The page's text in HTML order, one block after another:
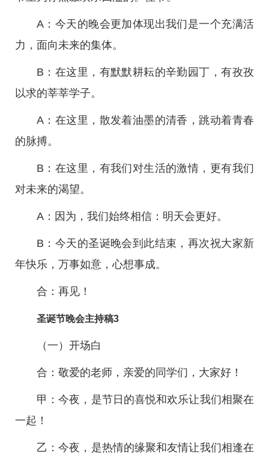
A：今天的晚会更加体现出我们是一个充满活
力，面向未来的集体。
B：在这里，有默默耕耘的辛勤园丁，有孜孜
以求的莘莘学子。
A：在这里，散发着油墨的清香，跳动着青春
的脉搏。
B：在这里，有我们对生活的激情，更有我们
对未来的渴望。
A：因为，我们始终相信：明天会更好。
B：今天的圣诞晚会到此结束，再次祝大家新
年快乐，万事如意，心想事成。
合：再见！
圣诞节晚会主持稿3
（一）开场白
合：敬爱的老师，亲爱的同学们，大家好！
甲：今夜，是节日的喜悦和欢乐让我们相聚在
一起！
乙：今夜，是热情的缘聚和友情让我们相逢在